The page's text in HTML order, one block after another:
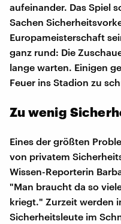
aufeinander. Das Spiel
Sachen
Europameisterschaft
ganz rund: Die
lange warten. Einigen
Feuer ins Stadion zu
Zu wenig
Eines der größten
von privatem
Wissen-Reporterin
"Man braucht da so
kriegt." Zurzeit werden
Sicherheitsleute im